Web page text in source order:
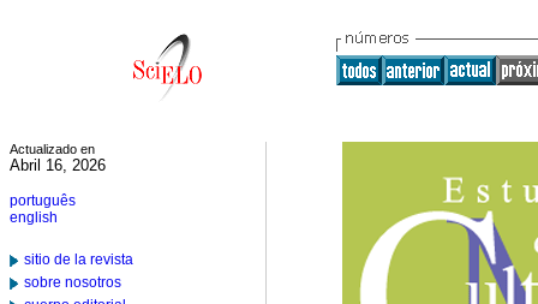
Actualizado en
Abril 16, 2026
português
english
sitio de la revista
sobre nosotros